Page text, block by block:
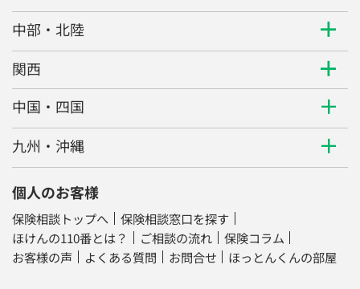
中国・四国
九州・沖縄
個人のお客様
保険相談トップへ
ほけんの110番とは？
法人のお客様
法人保険トップへ
製造業向け法人保険
卸・小売業向け法人保険
医療業（美容、クリニック）